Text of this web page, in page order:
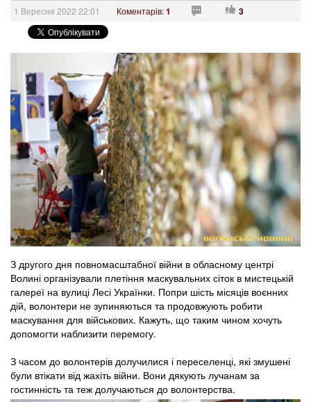
1 Вересня 2022 22:01 Коментарів:1 3
З другого дня повномасштабної війни в обласному центрі
Волині організували плетіння маскувальних сіток в мистецькій
галереї на вулиці Лесі Українки. Попри шість місяців воєнних
дій, волонтери не зупиняються та продовжують робити
маскування для військових. Кажуть, що таким чином хочуть
допомогти наблизити перемогу.
З часом до волонтерів долучилися і переселенці, які змушені
були втікати від жахіть війни. Вони дякують лучанам за
гостинність та теж долучаються до волонтерства.